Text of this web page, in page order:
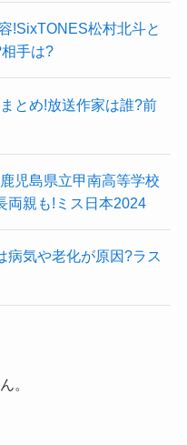
!SixTONES松村北斗と
手は?
とめ!放送作家は誰?前
児島県立甲南高等学校
両親も!ミス日本2024
病気や老化が原因?ラス
。